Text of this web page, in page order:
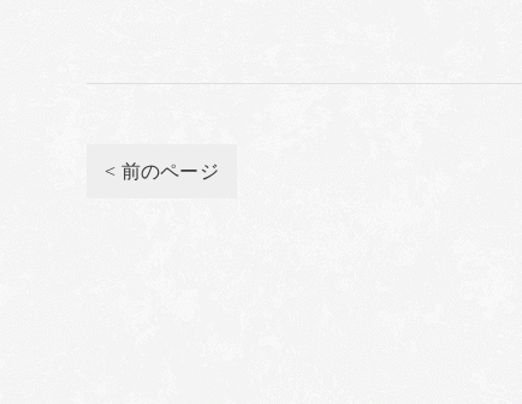
< 前のページ